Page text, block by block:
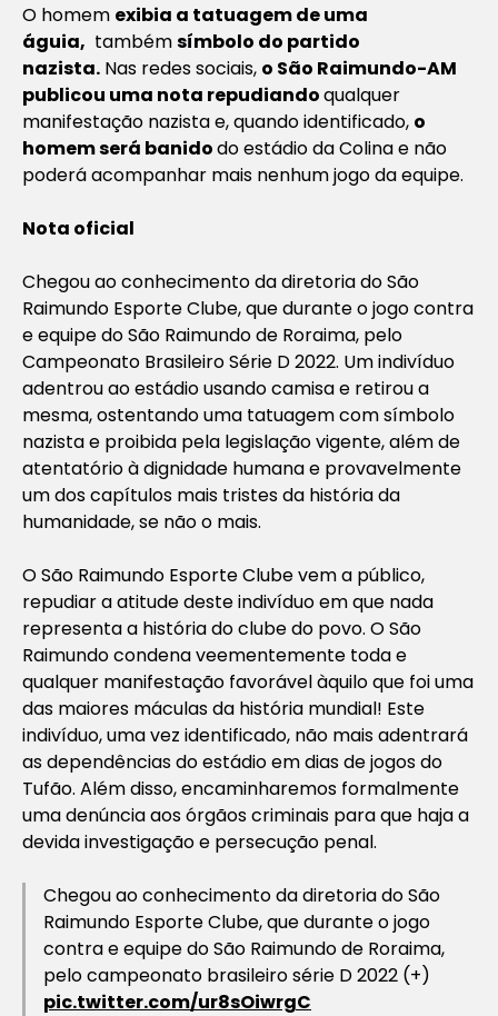
O homem exibia a tatuagem de uma
águia, tambémsímbolo do partido
nazista. Nas redes sociais, o São Raimundo-AM
publicou uma nota repudiandoqualquer
manifestação nazista e, quando identificado, o
homem será banidodo estádio da Colina e não
poderá acompanhar mais nenhum jogo da equipe.
Nota oficial
Chegou ao conhecimento da diretoria do São
Raimundo Esporte Clube, que durante o jogo contra
e equipe do São Raimundo de Roraima, pelo
Campeonato Brasileiro Série D 2022. Um indivíduo
adentrou ao estádio usando camisa e retirou a
mesma, ostentando uma tatuagem com símbolo
nazista e proibida pela legislação vigente, além de
atentatório à dignidade humana e provavelmente
um dos capítulos mais tristes da história da
humanidade, se não o mais.
O São Raimundo Esporte Clube vem a público,
repudiar a atitude deste indivíduo em que nada
representa a história do clube do povo. O São
Raimundo condena veementemente toda e
qualquer manifestação favorável àquilo que foi uma
das maiores máculas da história mundial! Este
indivíduo, uma vez identificado, não mais adentrará
as dependências do estádio em dias de jogos do
Tufão. Além disso, encaminharemos formalmente
uma denúncia aos órgãos criminais para que haja a
devida investigação e persecução penal.
Chegou ao conhecimento da diretoria do São
Raimundo Esporte Clube, que durante o jogo
contra e equipe do São Raimundo de Roraima,
pelo campeonato brasileiro série D 2022 (+)
pic.twitter.com/ur8sOiwrgC